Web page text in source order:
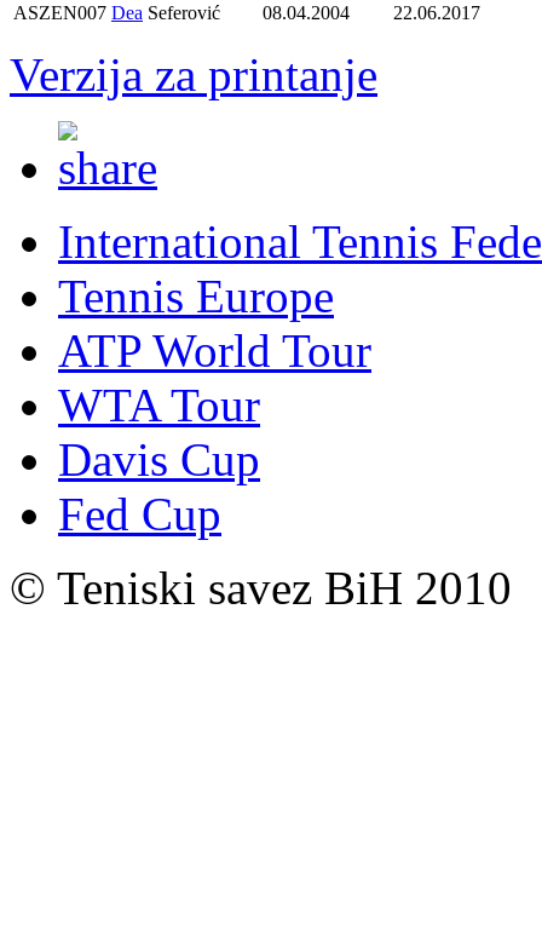
ASZEN007 Dea Seferović 08.04.2004 22.06.2017
Verzija za printanje
International Tennis
Tennis Europe
ATP World Tour
WTA Tour
Davis Cup
Fed Cup
© Teniski savez BiH 2010